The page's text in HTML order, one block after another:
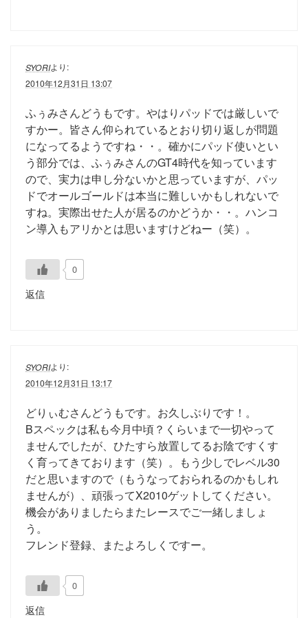
SYORIより:
2010年12月31日 13:07
ふぅみさんどうもです。やはりパッドでは厳しいで
すかー。皆さん仰られているとおり切り返しが問題
になってるようですね・・。確かにパッド使いとい
う部分では、ふぅみさんのGT4時代を知っています
ので、実力は申し分ないかと思っていますが、パッ
ドでオールゴールドは本当に難しいかもしれないで
すね。実際出せた人が居るのかどうか・・。ハンコ
ン導入もアリかとは思いますけどねー（笑）。
0
返信
SYORIより:
2010年12月31日 13:17
どりぃむさんどうもです。お久しぶりです！。
Bスペックは私も今月中頃？くらいまで一切やって
ませんでしたが、ひたすら放置してるお陰ですくす
く育ってきております（笑）。もう少しでレベル30
だと思いますので（もうなっておられるのかもしれ
ませんが）、頑張ってX2010ゲットしてください。
機会がありましたらまたレースでご一緒しましょ
う。
フレンド登録、またよろしくですー。
0
返信